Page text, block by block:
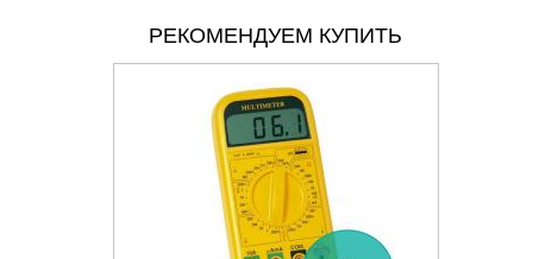
РЕКОМЕНДУЕМ КУПИТЬ